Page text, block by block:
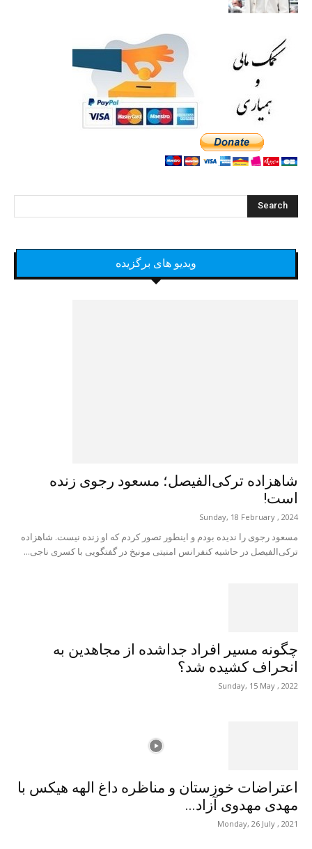
ویدیو های برگزیده
شاهزاده ترکی‌الفیصل؛ مسعود رجوی زنده
است!
Sunday, 18 February , 2024
مسعود رجوی را ندیده بودم و اینطور تصور کردم که او زنده نیست. شاهزاده
ترکی‌الفیصل در حاشیه کنفرانس امنیتی مونیخ در گفتگویی با کسری ناجی...
چگونه مسیر افراد جداشده از مجاهدین به
انحراف کشیده شد؟
Sunday, 15 May , 2022
اعتراضات خوزستان و مناظره داغ الهه هیکس با
مهدی مهدوی آزاد...
Monday, 26 July , 2021